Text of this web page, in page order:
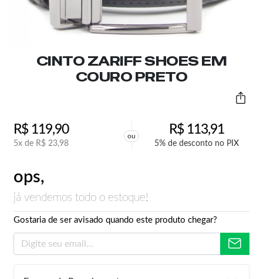
CINTO ZARIFF SHOES EM
COURO PRETO
R$119,90
5x de R$ 23,98
ou R$113,91
5% de desconto no PIX
ops,
já vendemos todo o estoque!
Gostaria de ser avisado quando este produto chegar?